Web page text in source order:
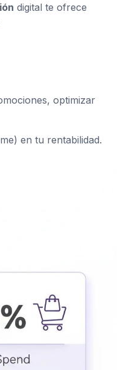
digital te ofrece
optimizar
en tu rentabilidad.